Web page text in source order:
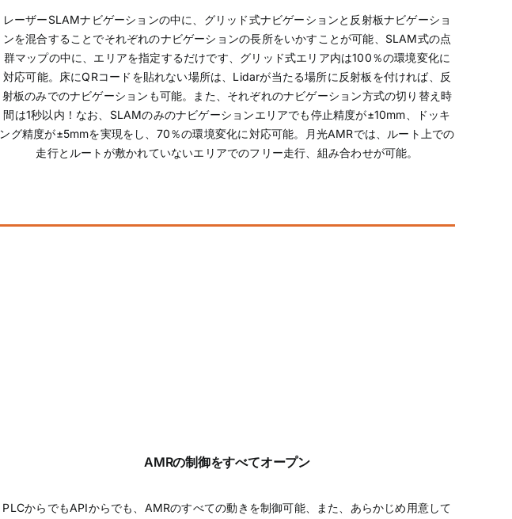
レーザーSLAMナビゲーションの中に、グリッド式ナビゲーションと反射板ナビゲーショ
ンを混合することでそれぞれのナビゲーションの長所をいかすことが可能、SLAM式の点
群マップの中に、エリアを指定するだけです、グリッド式エリア内は100％の環境変化に
対応可能。床にQRコードを貼れない場所は、Lidarが当たる場所に反射板を付ければ、反
射板のみでのナビゲーションも可能。また、それぞれのナビゲーション方式の切り替え時
間は1秒以内！なお、SLAMのみのナビゲーションエリアでも停止精度が±10mm、ドッキ
ング精度が±5mmを実現をし、70％の環境変化に対応可能。月光AMRでは、ルート上での
走行とルートが敷かれていないエリアでのフリー走行、組み合わせが可能。
AMRの制御をすべてオープン
PLCからでもAPIからでも、AMRのすべての動きを制御可能、また、あらかじめ用意して